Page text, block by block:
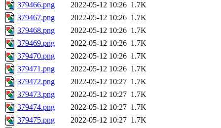
379466.png
2022-05-12 10:26 1.7K
379467.png
2022-05-12 10:26 1.7K
379468.png
2022-05-12 10:26 1.7K
379469.png
2022-05-12 10:26 1.7K
379470.png
2022-05-12 10:26 1.7K
379471.png
2022-05-12 10:26 1.7K
379472.png
2022-05-12 10:27 1.7K
379473.png
2022-05-12 10:27 1.7K
379474.png
2022-05-12 10:27 1.7K
379475.png
2022-05-12 10:27 1.7K